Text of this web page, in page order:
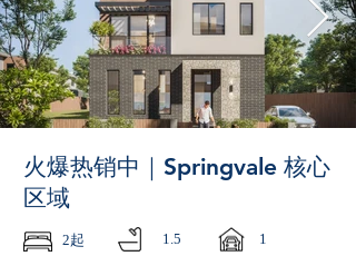
火爆热销中｜Springvale 核心
区域
2起 1.5 1